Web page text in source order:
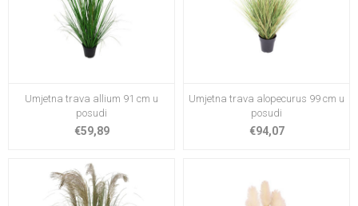
Umjetna trava allium 91 cm u
posudi
€59,89
Umjetna trava alopecurus 99 cm u
posudi
€94,07